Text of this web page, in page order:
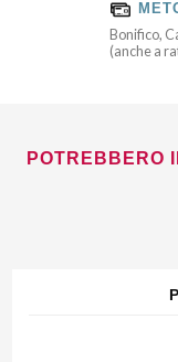
Bonifico,
(anche a
POTREBBERO